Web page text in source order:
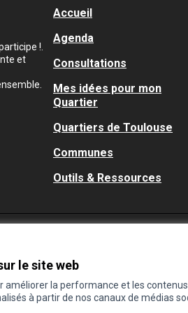
le site web
améliorer la performance et les
à partir de nos canaux de médias
!.
et
Accueil
Agenda
Consultations
Mes idées pour mon
Quartier
Quartiers de Toulouse
Communes
Outils & Ressources